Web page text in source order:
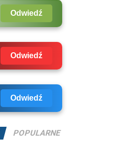
Odwiedź
Odwiedź
Odwiedź
POPULARNE